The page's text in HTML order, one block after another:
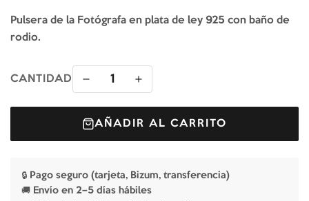
Pulsera de la Fotógrafa en plata de ley 925 con baño de
rodio.
CANTIDAD 1
AÑADIR AL CARRITO
🔒 Pago seguro (tarjeta, Bizum, transferencia)
🚚 Envío en 2–5 días hábiles